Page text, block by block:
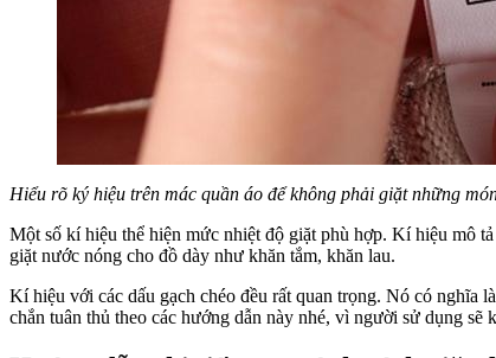
Hiểu rõ ký hiệu trên mác quần áo để không phải giặt những
Một số kí hiệu thể hiện mức nhiệt độ giặt phù hợp. Kí hiệu mô
giặt nước nóng cho đồ dày như khăn tắm, khăn lau.
Kí hiệu với các dấu gạch chéo đều rất quan trọng. Nó có nghĩa
chắn tuân thủ theo các hướng dẫn này nhé, vì người sử dụng